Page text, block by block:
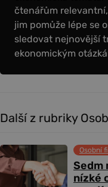
čtenářům
jim pomůže lépe se
sledovat nejnovější
ekonomickým
Další z rubriky
Sedm
nízké
Osobní